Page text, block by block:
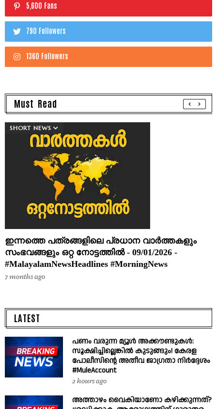
5,600 Fans
790 Followers
1360 Followers
Must Read
SHORT NEWS
ഇന്നത്തെ പത്രങ്ങളിലെ പ്രധാന വാർത്തകളും
സംഭവങ്ങളും ഒറ്റ നോട്ടത്തിൽ - 09/01/2026 -
#MalayalamNewsHeadlines #MorningNews
7 months ago
LATEST
പണം വരുന്ന മ്യൂൾ അക്കൗണ്ടുകൾ:
സൂക്ഷിച്ചില്ലെങ്കിൽ കുടുങ്ങും! കേരള
പോലീസിന്റെ അതീവ ജാഗ്രതാ നിർദ്ദേശം
#MuleAccount
2 hours ago
അത്താഴം വൈകിയാണോ കഴിക്കുന്നത്?